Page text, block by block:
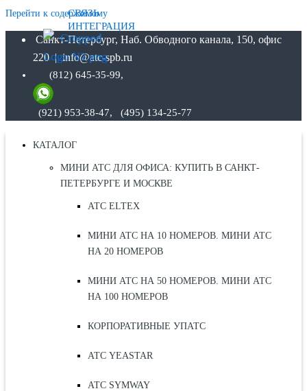
Перейти к содержимому
Санкт-Петербург, Наб. Обводного канала, 150, офис
220 | info@atc-spb.ru
(812) 645-35-99,
(921) 953-38-47, (495) 134-25-77
СВЯЗЬ
ИНТЕГРАЦИЯ
КАТАЛОГ
МИНИ АТС ДЛЯ ОФИСА: КУПИТЬ В САНКТ-
ПЕТЕРБУРГЕ И МОСКВЕ
АТС ELTEX
МИНИ АТС НА 10 НОМЕРОВ. МИНИ АТС
НА 20 НОМЕРОВ
МИНИ АТС НА 50 НОМЕРОВ. МИНИ АТС
НА 100 НОМЕРОВ
КОРПОРАТИВНЫЕ УПАТС
АТС YEASTAR
АТС SYMWAY